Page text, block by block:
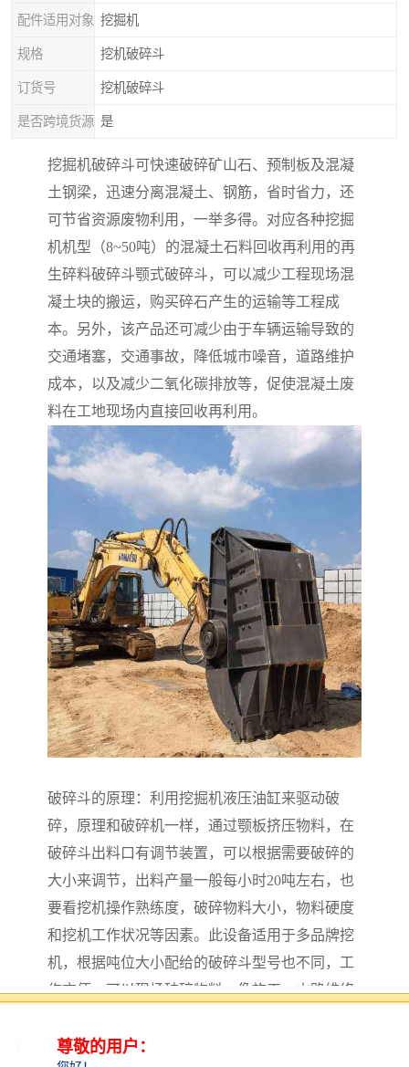
配件适用对象 挖掘机
规格 挖机破碎斗
订货号 挖机破碎斗
是否跨境货源 是
挖掘机破碎斗可快速破碎矿山石、预制板及混凝
土钢梁，迅速分离混凝土、钢筋，省时省力，还
可节省资源废物利用，一举多得。对应各种挖掘
机机型（8~50吨）的混凝土石料回收再利用的再
生碎料破碎斗颚式破碎斗，可以减少工程现场混
凝土块的搬运，购买碎石产生的运输等工程成
本。另外，该产品还可减少由于车辆运输导致的
交通堵塞，交通事故，降低城市噪音，道路维护
成本，以及减少二氧化碳排放等，促使混凝土废
料在工地现场内直接回收再利用。
破碎斗的原理：利用挖掘机液压油缸来驱动破
碎，原理和破碎机一样，通过颚板挤压物料，在
破碎斗出料口有调节装置，可以根据需要破碎的
大小来调节，出料产量一般每小时20吨左右，也
要看挖机操作熟练度，破碎物料大小，物料硬度
和挖机工作状况等因素。此设备适用于多品牌挖
机，根据吨位大小配给的破碎斗型号也不同，工
作方便，可以现场破碎物料，像施工，山路维修
后的混合料可回收可回填，还能节省基建所需的